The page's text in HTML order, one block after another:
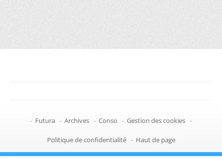
- Futura - Archives - Conso - Gestion des cookies -
Politique de confidentialité - Haut de page